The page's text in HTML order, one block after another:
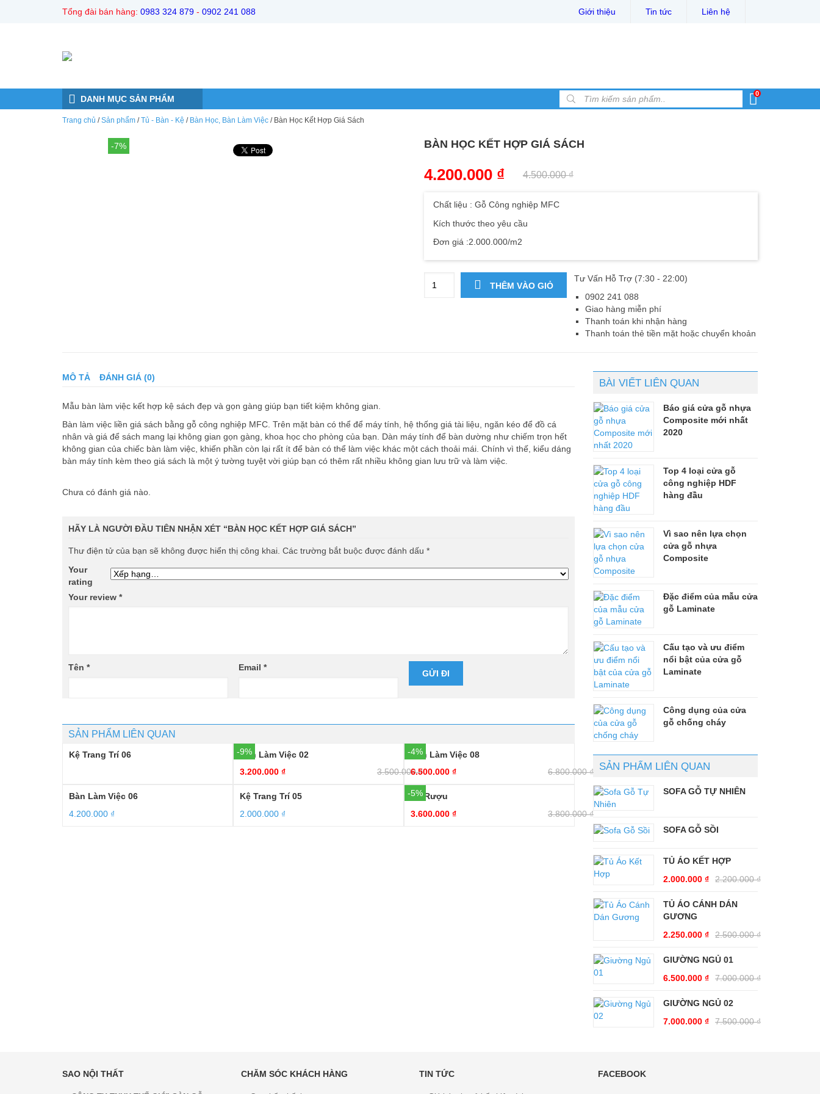
Đến nội dung chính
Tổng đài bán hàng: 0983 324 879 - 0902 241 088 Giới thiệu Tin tức Liên hệ
DANH MỤC SẢN PHẨM Products search 0
Trang chủ /Sản phẩm /Tủ - Bàn - Kệ / Bàn Học, Bàn Làm Việc / Bàn Học Kết Hợp Giá Sách
-7% BÀN HỌC KẾT HỢP GIÁ SÁCH
4.500.000₫
4.200.000 ₫
Chất liệu : Gỗ Công nghiệp MFC
Kích thước theo yêu cầu
Đơn giá :2.000.000/m2
THÊM VÀO GIỎ
Tư Vấn Hỗ Trợ (7:30 - 22:00)
0902 241 088
Giao hàng miễn phí
Thanh toán khi nhận hàng
Thanh toán thẻ tiền mặt hoặc chuyển khoản
MÔ TẢ ĐÁNH GIÁ (0)
Mẫu bàn làm việc kết hợp kệ sách đẹp và gọn gàng giúp bạn tiết kiệm không gian.
Bàn làm việc liền giá sách bằng gỗ công nghiệp MFC. Trên mặt bàn có thể để máy tính, hệ thống giá tài liệu, ngăn kéo để đồ cá
nhân và giá để sách mang lại không gian gọn gàng, khoa học cho phòng của bạn. Dàn máy tính để bàn dường như chiếm trọn hết
không gian của chiếc bàn làm việc, khiến phần còn lại rất ít để bàn có thể làm việc khác một cách thoải mái. Chính vì thế, kiểu dáng
bàn máy tính kèm theo giá sách là một ý tường tuyệt vời giúp bạn có thêm rất nhiều không gian lưu trữ và làm việc.
Chưa có đánh giá nào.
HÃY LÀ NGƯỜI ĐẦU TIÊN NHẬN XÉT “BÀN HỌC KẾT HỢP GIÁ SÁCH”
Thư điện tử của bạn sẽ không được hiển thị công khai. Các trường bắt buộc được đánh dấu *
Your
rating
Your review *
Tên * Email *
SẢN PHẨM LIÊN QUAN
Kệ Trang Trí 06 -9%
Bàn Làm Việc 02
3.500.000₫
3.200.000 ₫
-4%
Bàn Làm Việc 08
6.800.000₫
6.500.000 ₫
Bàn Làm Việc 06
4.200.000 ₫
Kệ Trang Trí 05
2.000.000 ₫
-5%
Kệ Rượu
3.800.000₫
3.600.000 ₫
BÀI VIẾT LIÊN QUAN
Báo giá cửa gỗ nhựa
Composite mới nhất
2020
Top 4 loại cửa gỗ
công nghiệp HDF
hàng đầu
Vì sao nên lựa chọn
cửa gỗ nhựa
Composite
Đặc điểm của mẫu cửa
gỗ Laminate
Cấu tạo và ưu điểm
nổi bật của cửa gỗ
Laminate
Công dụng của cửa
gỗ chống cháy
SẢN PHẨM LIÊN QUAN
SOFA GỖ TỰ NHIÊN
SOFA GỖ SỒI
TỦ ÁO KẾT HỢP
2.200.000₫
2.000.000 ₫
TỦ ÁO CÁNH DÁN
GƯƠNG
2.500.000₫
2.250.000 ₫
GIƯỜNG NGỦ 01
7.000.000₫
6.500.000 ₫
GIƯỜNG NGỦ 02
7.500.000₫
7.000.000 ₫
SAO NỘI THẤT CHĂM SÓC KHÁCH HÀNG TIN TỨC FACEBOOK